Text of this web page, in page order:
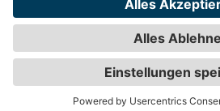
Teilnahmebedingungen
Privatsphäre